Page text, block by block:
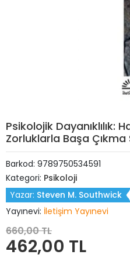
Psikolojik Dayanıklılık:
Zorluklarla Başa Çıkma
Barkod: 9789750534591
Kategori: Psikoloji
Yazar: Steven M. Southwick
Yayınevi: İletişim Yayınevi
660,00 TL
462,00 TL